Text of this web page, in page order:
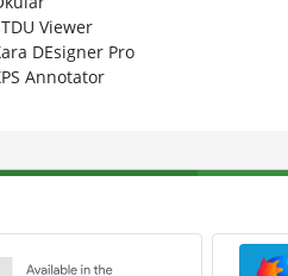
Viewer
DEsigner Pro
Annotator